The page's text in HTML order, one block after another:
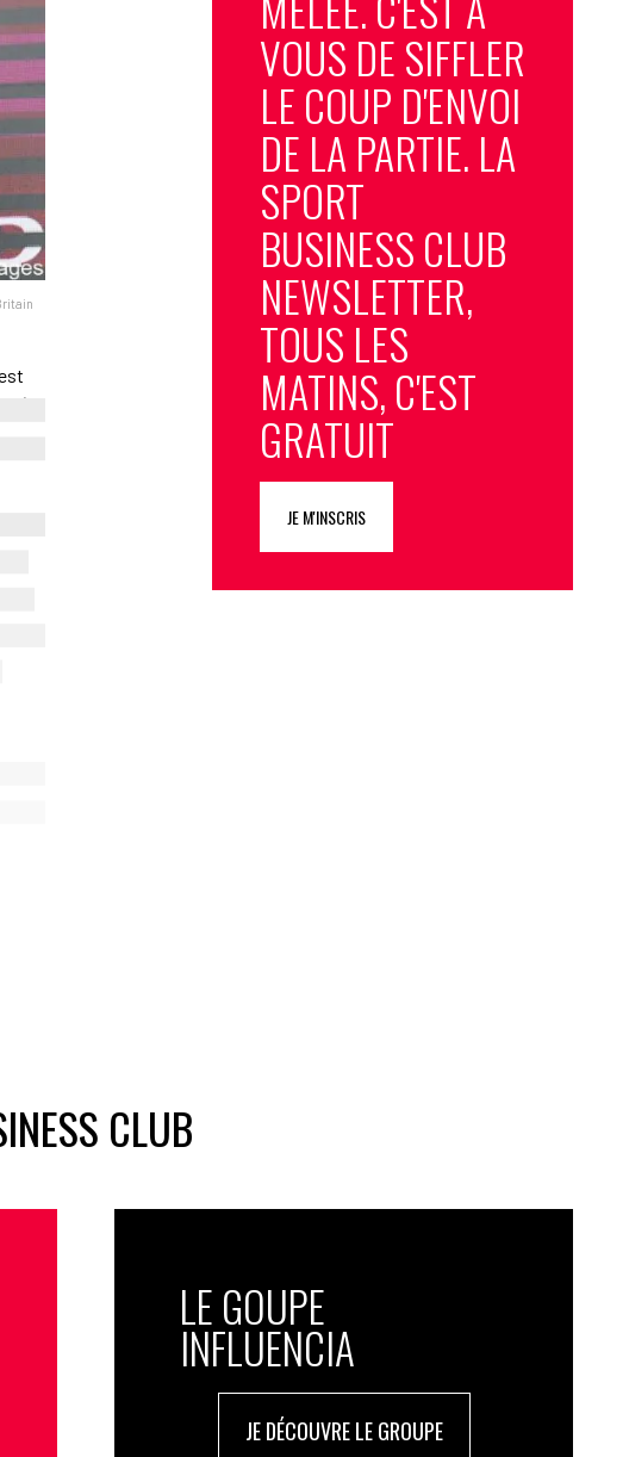
VOUS DE SIFFLER
LE COUP D'ENVOI
DE LA PARTIE. LA
SPORT
BUSINESS CLUB
NEWSLETTER,
TOUS LES
MATINS, C'EST
GRATUIT
JE M'INSCRIS
CLUB
LE GOUPE
INFLUENCIA
JE DÉCOUVRE LE GROUPE